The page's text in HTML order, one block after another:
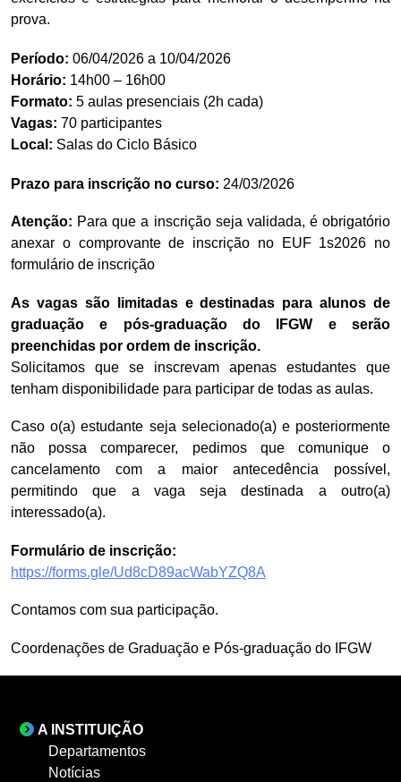
prova.
Período: 06/04/2026 a 10/04/2026
Horário: 14h00 – 16h00
Formato: 5 aulas presenciais (2h cada)
Vagas: 70 participantes
Local: Salas do Ciclo Básico
Prazo para inscrição no curso: 24/03/2026
Atenção: Para que a inscrição seja validada, é obrigatório
anexar o comprovante de inscrição no EUF 1s2026 no
formulário de inscrição
As vagas são limitadas e destinadas para alunos de
graduação e pós-graduação do IFGW e serão
preenchidas por ordem de inscrição.
Solicitamos que se inscrevam apenas estudantes que
tenham disponibilidade para participar de todas as aulas.
Caso o(a) estudante seja selecionado(a) e posteriormente
não possa comparecer, pedimos que comunique o
cancelamento com a maior antecedência possível,
permitindo que a vaga seja destinada a outro(a)
interessado(a).
Formulário de inscrição:
https://forms.gle/Ud8cD89acWabYZQ8A
Contamos com sua participação.
Coordenações de Graduação e Pós-graduação do IFGW
A INSTITUIÇÃO
Departamentos
Notícias